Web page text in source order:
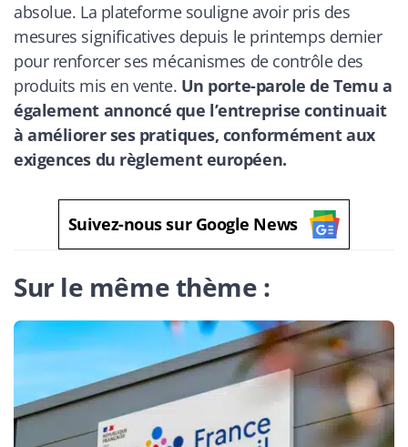
absolue. La plateforme souligne avoir pris des
mesures significatives depuis le printemps dernier
pour renforcer ses mécanismes de contrôle des
produits mis en vente. Un porte-parole de Temu a
également annoncé que l’entreprise continuait
à améliorer ses pratiques, conformément aux
exigences du règlement européen.
Suivez-nous sur Google News
Sur le même thème :